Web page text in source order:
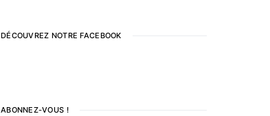
DÉCOUVREZ NOTRE FACEBOOK
ABONNEZ-VOUS !